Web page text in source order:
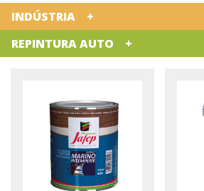
INDÚSTRIA
REPINTURA AUTO